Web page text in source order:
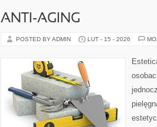
ANTI-AGING
POSTED BY ADMIN LUT - 15 - 2026